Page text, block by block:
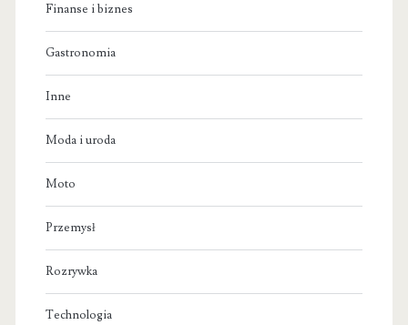
Finanse i biznes
Gastronomia
Inne
Moda i uroda
Moto
Przemysł
Rozrywka
Technologia